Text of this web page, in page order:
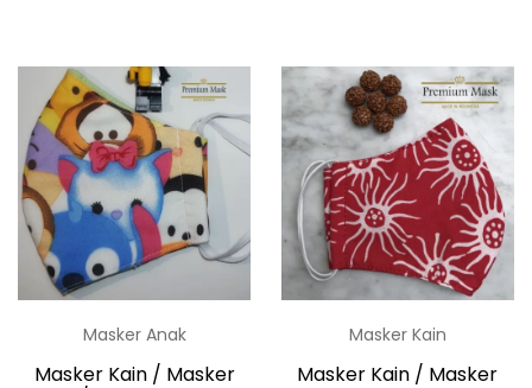
Masker Anak
Masker Kain / Masker
Masker Kain
Masker Kain / Masker